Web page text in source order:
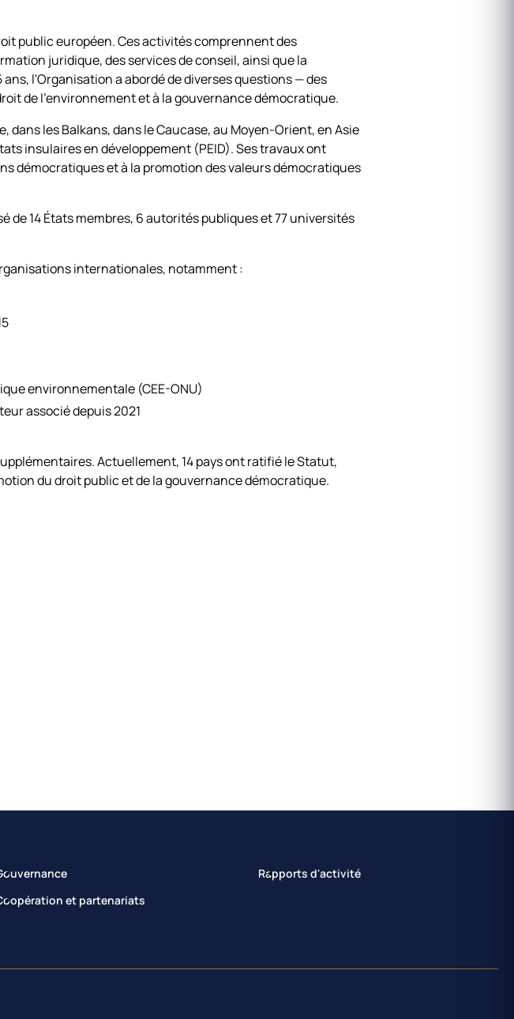
public européen. Ces activités comprennent des
juridique, des services de conseil, ainsi que la
l'Organisation a abordé de diverses questions — des
de l'environnement et à la gouvernance démocratique.
dans les Balkans, dans le Caucase, au Moyen-Orient, en Asie
insulaires en développement (PEID). Ses travaux ont
démocratiques et à la promotion des valeurs démocratiques
14 États membres, 6 autorités publiques et 77 universités
internationales, notamment :
environnementale (CEE-ONU)
associé depuis 2021
Actuellement, 14 pays ont ratifié le Statut,
du droit public et de la gouvernance démocratique.
et partenariats
Rapports d'activité